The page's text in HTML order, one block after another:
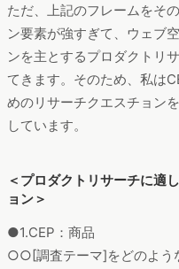
ただ、上記のフレームをそ
ン要素が強すぎて、ウェブ
ンを主とするプロダクトリ
てきます。そのため、私は
めのリサーチクエスチョン
しています。
＜プロダクトリサーチに適
ョン＞
●1.CEP：商品
○○[調査テーマ]をどのよう